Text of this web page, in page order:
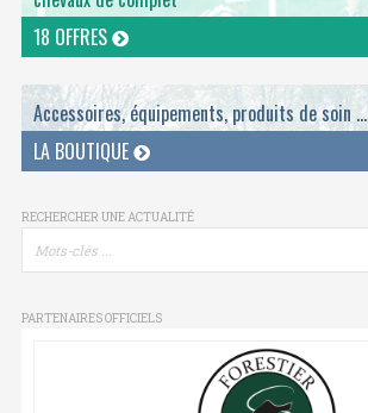
18 OFFRES
Accessoires, équipements, produits de soin ...
LA BOUTIQUE
RECHERCHER UNE ACTUALITÉ
PARTENAIRES OFFICIELS